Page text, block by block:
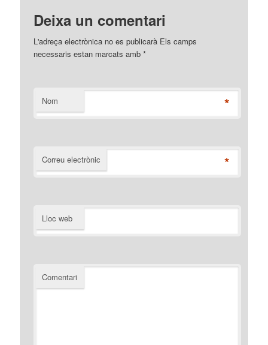
Deixa un comentari
L'adreça electrònica no es publicarà Els camps
necessaris estan marcats amb*
Nom *
Correu electrònic *
Lloc web
Comentari